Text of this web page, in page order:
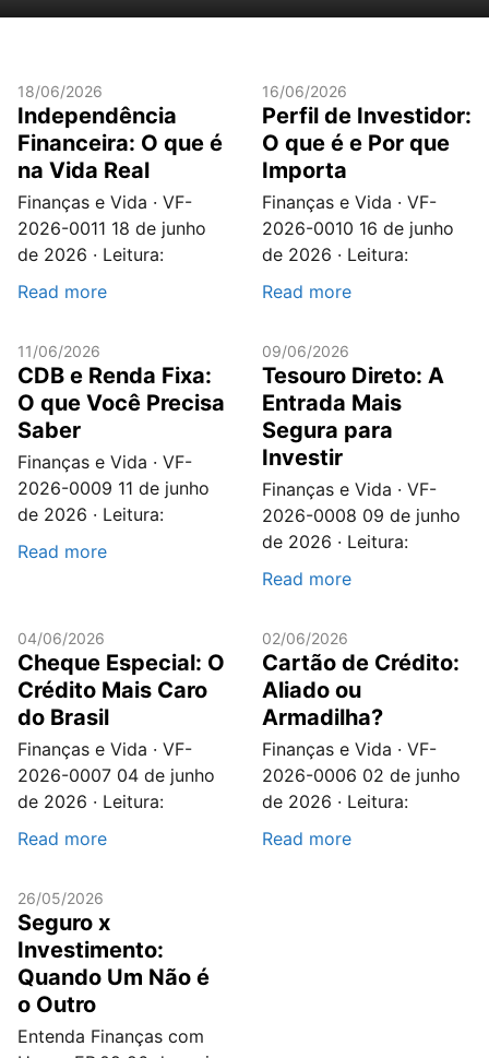
18/06/2026
Independência
Financeira: O que é
na Vida Real
Finanças e Vida · VF-
2026-0011 18 de junho
de 2026 · Leitura:
Read more
16/06/2026
Perfil de Investidor:
O que é e Por que
Importa
Finanças e Vida · VF-
2026-0010 16 de junho
de 2026 · Leitura:
Read more
11/06/2026
CDB e Renda Fixa:
O que Você Precisa
Saber
Finanças e Vida · VF-
2026-0009 11 de junho
de 2026 · Leitura:
Read more
09/06/2026
Tesouro Direto: A
Entrada Mais
Segura para
Investir
Finanças e Vida · VF-
2026-0008 09 de junho
de 2026 · Leitura:
Read more
04/06/2026
Cheque Especial: O
Crédito Mais Caro
do Brasil
Finanças e Vida · VF-
2026-0007 04 de junho
de 2026 · Leitura:
Read more
02/06/2026
Cartão de Crédito:
Aliado ou
Armadilha?
Finanças e Vida · VF-
2026-0006 02 de junho
de 2026 · Leitura:
Read more
26/05/2026
Seguro x
Investimento:
Quando Um Não é
o Outro
Entenda Finanças com